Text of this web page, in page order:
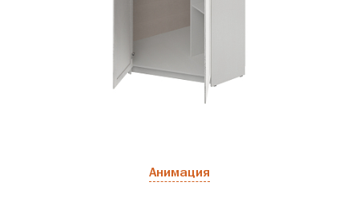
Анимация